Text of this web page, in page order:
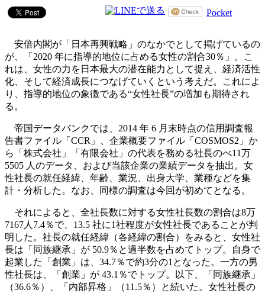
Pocket
安倍内閣が「日本再興戦略」のなかでとして掲げているの
が、「2020 年に指導的地位に占める女性の割合30％」。こ
れは、女性の力を日本最大の潜在能力として捉え、経済活性
化、そして経済成長につなげていくという考えだ。これによ
り、指導的地位の象徴である“女性社長”の増加も期待され
る。
帝国データバンクでは、2014 年 6 月末時点の信用調査報
告書ファイル「CCR」、企業概要ファイル「COSMOS2」か
ら「株式会社」「有限会社」の代表を務める社長のべ11万
5505 人のデータ、および当該企業の業績データを抽出。女
性社長の就任経緯、年齢、業況、出身大学、業種などを集
計・分析した。なお、同様の調査は今回が初めてとなる。
それによると、全社長数に対する女性社長数の割合は8万
7167人7.4％で、13.5 社に1社程度が女性社長であることが判
明した。社長の就任経緯（各経緯の割合）をみると、女性社
長は「同族継承」が 50.9％と過半数を占めてトップ。自身で
起業した「創業」は、34.7％で約3分の1となった。一方の男
性社長は、「創業」が 43.1％でトップ。以下、「同族継承」
（36.6％）、「内部昇格」（11.5％）と続いた。女性社長の